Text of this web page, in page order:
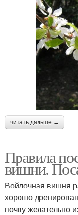
читать дальше →
Правила
вишни.
Войлочная вишня
хорошо
почву желательно